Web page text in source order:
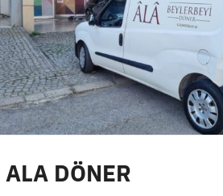
ALA DÖNER